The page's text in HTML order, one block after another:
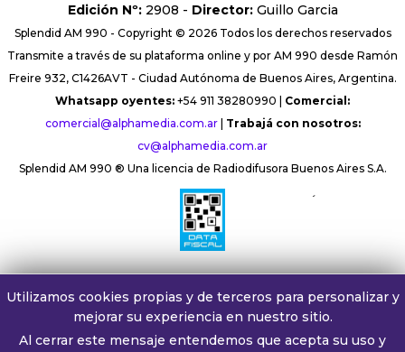
Edición Nº:2908 - Director:Guillo Garcia
Splendid AM 990 - Copyright © 2026 Todos los derechos reservados
Transmite a través de su plataforma online y por AM 990 desde Ramón
Freire 932, C1426AVT - Ciudad Autónoma de Buenos Aires, Argentina.
Whatsapp oyentes: +54 911 38280990 | Comercial:
comercial@alphamedia.com.ar| Trabajá con nosotros:
cv@alphamedia.com.ar
Splendid AM 990 ® Una licencia de Radiodifusora Buenos Aires S.A.
´
Utilizamos cookies propias y de terceros para personalizar y
mejorar su experiencia en nuestro sitio.
Al cerrar este mensaje entendemos que acepta su uso y